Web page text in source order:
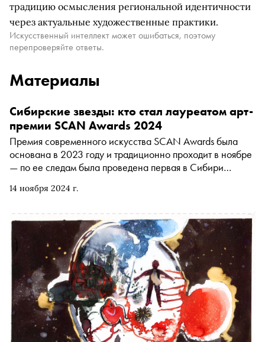
традицию осмысления региональной идентичности
через актуальные художественные практики.
Искусственный интеллект может ошибаться, поэтому
перепроверяйте ответы.
Материалы
14 ноября 2024 г.
Сибирские звезды: кто стал лауреатом арт-
премии SCAN Awards 2024
Премия современного искусства SCAN Awards была
основана в 2023 году и традиционно проходит в ноябре
— по ее следам была проведена первая в Сибири
пять номинаций, и каждой присуждается денежный приз
премию подали 550 заявок из разных городов Сибири,
Урала и Дальнего Востока, церемония состоялась 13
ноября в Красноярске. «Сноб» первым узнал имена
лауреатов и пообщался с ними